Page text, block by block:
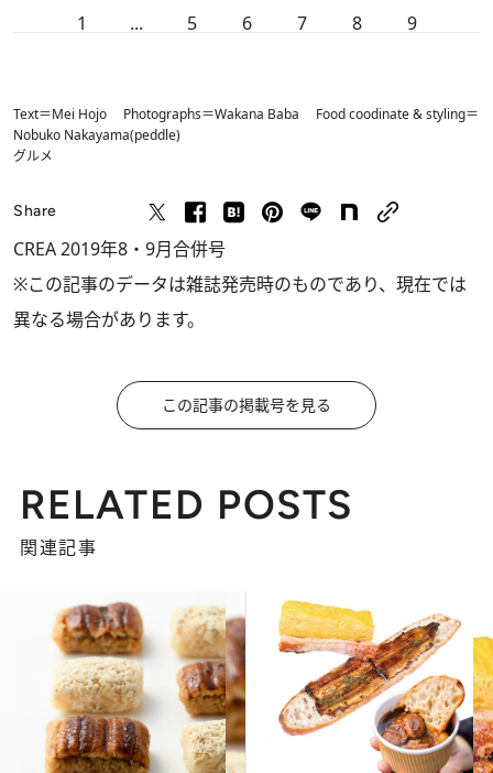
1 ... 5 6 7 8 9
Text＝Mei Hojo Photographs＝Wakana Baba Food coodinate & styling＝
Nobuko Nakayama(peddle)
グルメ
Share
CREA 2019年8・9月合併号
※この記事のデータは雑誌発売時のものであり、現在では
異なる場合があります。
この記事の掲載号を見る
RELATED POSTS
関連記事